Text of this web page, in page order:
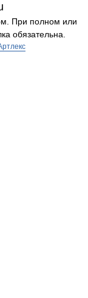
При полном или
обязательна.